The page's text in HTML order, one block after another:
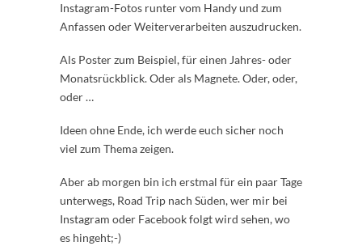
Instagram-Fotos runter vom Handy und zum
Anfassen oder Weiterverarbeiten auszudrucken.
Als Poster zum Beispiel, für einen Jahres- oder
Monatsrückblick. Oder als Magnete. Oder, oder,
oder …
Ideen ohne Ende, ich werde euch sicher noch
viel zum Thema zeigen.
Aber ab morgen bin ich erstmal für ein paar Tage
unterwegs, Road Trip nach Süden, wer mir bei
Instagram oder Facebook folgt wird sehen, wo
es hingeht;-)